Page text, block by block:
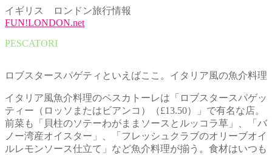
イギリス ロンドン旅行情報
FUN!LONDON.net
PESCATORI
ロブスタースパゲティといえばここ。イタリア風の魚介料理
イタリア風魚介料理のペスカトーレは「ロブスタースパゲッ
ティー（ロッソまたはビアンコ）（£13.50）」で有名な店。
前菜も「貝柱のソテーわがままソースとルッコラ草」、「バ
ノー湾産オイスター」、「フレッシュクラブのオリーブオイ
ルレモンソース仕立て」など魚介料理が揃う。食材はいつも